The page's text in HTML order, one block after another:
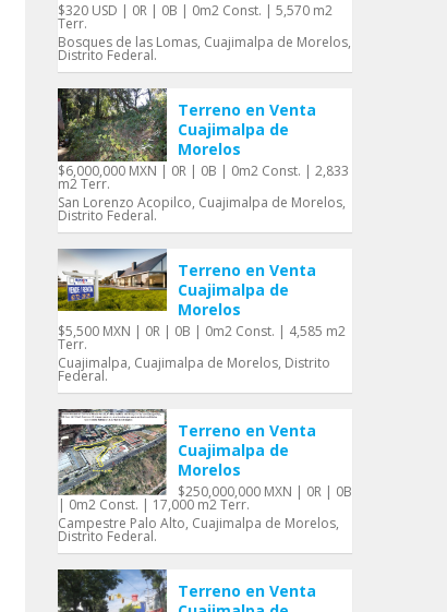
$320 USD | 0R | 0B | 0m2 Const. | 5,570 m2
Terr.
Bosques de las Lomas, Cuajimalpa de Morelos,
Distrito Federal.
Terreno en Venta
Cuajimalpa de
Morelos
$6,000,000 MXN | 0R | 0B | 0m2 Const. | 2,833
m2 Terr.
San Lorenzo Acopilco, Cuajimalpa de Morelos,
Distrito Federal.
Terreno en Venta
Cuajimalpa de
Morelos
$5,500 MXN | 0R | 0B | 0m2 Const. | 4,585 m2
Terr.
Cuajimalpa, Cuajimalpa de Morelos, Distrito
Federal.
Terreno en Venta
Cuajimalpa de
Morelos
$250,000,000 MXN | 0R | 0B
| 0m2 Const. | 17,000 m2 Terr.
Campestre Palo Alto, Cuajimalpa de Morelos,
Distrito Federal.
Terreno en Venta